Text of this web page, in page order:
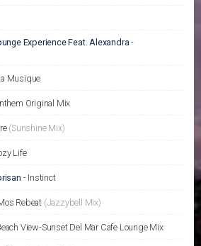
Experience Feat. Alexandra -
Musique
Original Mix
(Sunshine Mix)
Life
- Instinct
Rebeat (Jazzybell Mix)
View-Sunset Del Mar Cafe Lounge Mix